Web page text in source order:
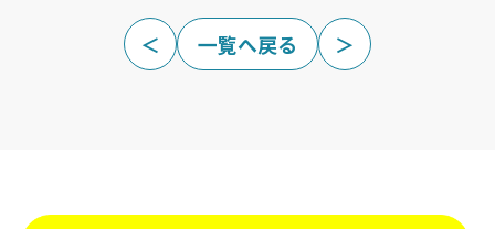
＜ 一覧へ戻る ＞